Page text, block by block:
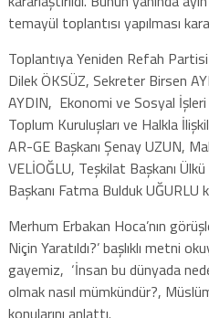
temayül toplantısı yapılması
Toplantıya Yeniden Refah Partisi
Dilek ÖKSÜZ, Sekreter Birsen
AYDIN, Ekonomi ve Sosyal İşleri
Toplum Kuruluşları ve Halkla
AR-GE Başkanı Şenay UZUN,
VELİOĞLU, Teşkilat Başkanı
Başkanı Fatma Bulduk UĞURLU
Merhum Erbakan Hoca’nın
Niçin Yaratıldı?’ başlıklı metni
gayemiz, ‘İnsan bu dünyada
olmak nasıl mümkündür?,
konularını anlattı.